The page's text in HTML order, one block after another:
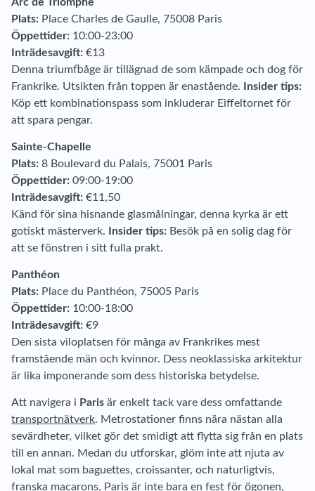
Plats: Place Charles de Gaulle, 75008 Paris
Öppettider: 10:00-23:00
Inträdesavgift: €13
Denna triumfbåge är tillägnad de som kämpade och dog för
Frankrike. Utsikten från toppen är enastående.
Insider tips:
Köp ett kombinationspass som inkluderar Eiffeltornet för
att spara pengar.
Sainte-Chapelle
Plats: 8 Boulevard du Palais, 75001 Paris
Öppettider: 09:00-19:00
Inträdesavgift: €11,50
Känd för sina hisnande glasmålningar, denna kyrka är ett
gotiskt mästerverk.
Insider tips: Besök på en solig dag för
att se fönstren i sitt fulla prakt.
Panthéon
Plats: Place du Panthéon, 75005 Paris
Öppettider: 10:00-18:00
Inträdesavgift: €9
Den sista viloplatsen för många av Frankrikes mest
framstående män och kvinnor. Dess neoklassiska arkitektur
är lika imponerande som dess historiska betydelse.
Att navigera i Paris är enkelt tack vare dess omfattande
transportnätverk. Metrostationer finns nära nästan alla
sevärdheter, vilket gör det smidigt att flytta sig från en plats
till en annan. Medan du utforskar, glöm inte att njuta av
lokal mat som baguettes, croissanter, och naturligtvis,
franska macarons. Paris är inte bara en fest för ögonen,